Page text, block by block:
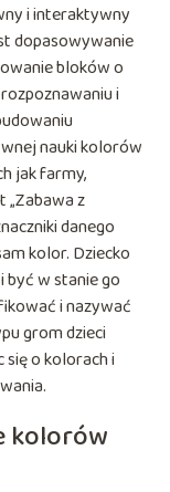
i interaktywny
dopasowywanie
bloków o
i
nauki kolorów
jak farmy,
„Zabawa z
danego
kolor. Dziecko
być w stanie go
i nazywać
grom dzieci
się o kolorach i
kolorów